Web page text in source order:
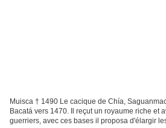
Muisca † 1490 Le cacique de Chía,
Bacatá vers 1470. Il reçut un royaume riche et
guerriers, avec ces bases il proposa d'élargir